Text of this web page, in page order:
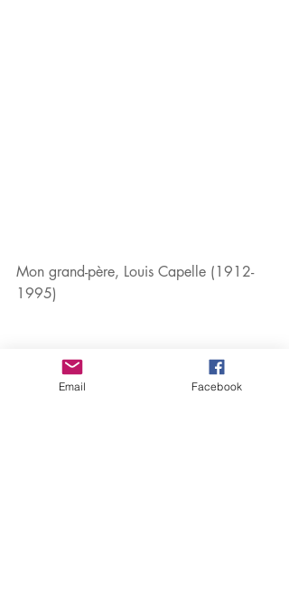
Mon grand-père, Louis Capelle (1912-
1995)
Les romans de Marc Capelle sont
disponibles aux USA :
Email Facebook